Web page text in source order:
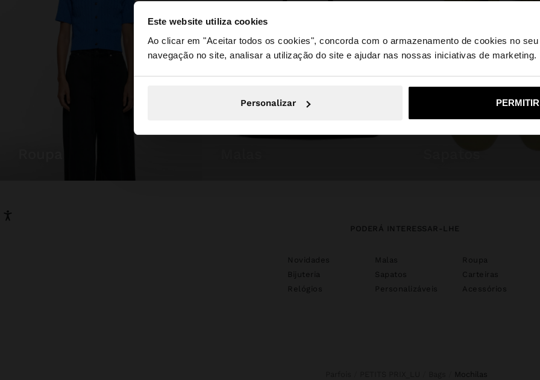
Este website utiliza cookies
Ao clicar em "Aceitar todos os cookies", concorda com o armazenamento de cookies no
navegação no site, analisar a utilização do site e ajudar nas nossas iniciativas de marketing.
Personalizar
olá
Está a aceder ao site a partir de Portugal. Deseja navegar no nosso site
Sim,
PODERÁ INTERESSAR-LHE
Novidades Malas
Roupa
Bijuteria
Sapatos
Carteiras
Relógios
Personalizáveis Acessórios
mochilas